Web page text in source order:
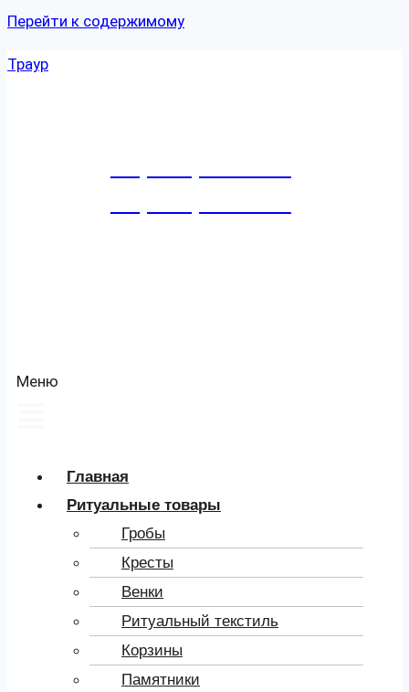
Перейти к содержимому
Траур
Меню
Главная
Ритуальные товары
Гробы
Кресты
Венки
Ритуальный текстиль
Корзины
Памятники